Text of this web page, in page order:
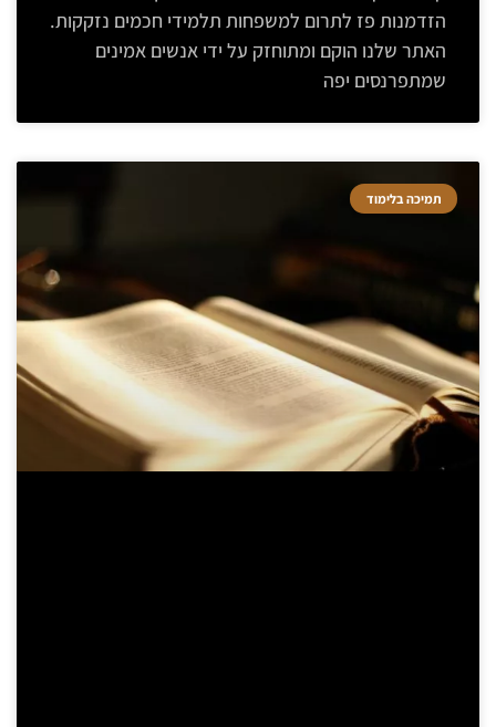
הזדמנות פז לתרום למשפחות תלמידי חכמים נזקקות.
האתר שלנו הוקם ומתוחזק על ידי אנשים אמינים
שמתפרנסים יפה
תמיכה בלימוד